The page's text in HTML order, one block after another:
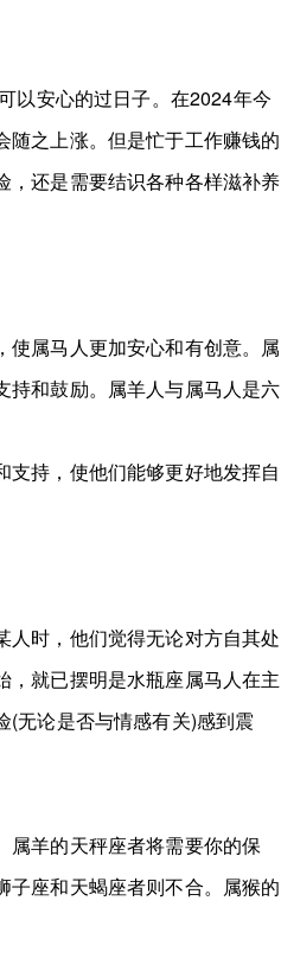
安心的过日子。在2024年今
之上涨。但是忙于工作赚钱的
，还是需要结识各种各样滋补养
属马人更加安心和有创意。属
持和鼓励。属羊人与属马人是六
持，使他们能够更好地发挥自
时，他们觉得无论对方自其处
，就已摆明是水瓶座属马人在主
(无论是否与情感有关)感到震
羊的天秤座者将需要你的保
座和天蝎座者则不合。属猴的